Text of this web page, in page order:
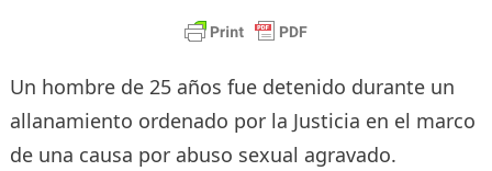
Un hombre de 25 años fue detenido durante un
allanamiento ordenado por la Justicia en el marco
de una causa por abuso sexual agravado.